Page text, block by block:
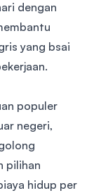
dengan
yang bsai
populer
negeri,
pilihan
hidup per